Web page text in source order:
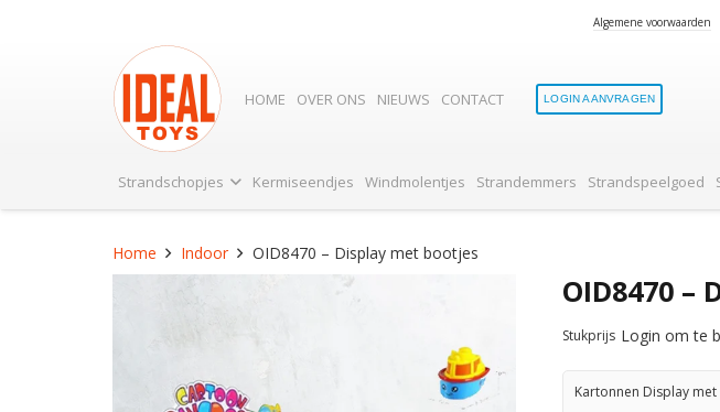
Algemene voorwaarden
HOME OVER ONS NIEUWS CONTACT LOGIN AANVRAGEN
Strandschopjes Kermiseendjes Windmolentjes Strandemmers Strandspeelgoed
Home Indoor OID8470 – Display met bootjes
OID8470 –
Stukprijs Login om te
Kartonnen Display